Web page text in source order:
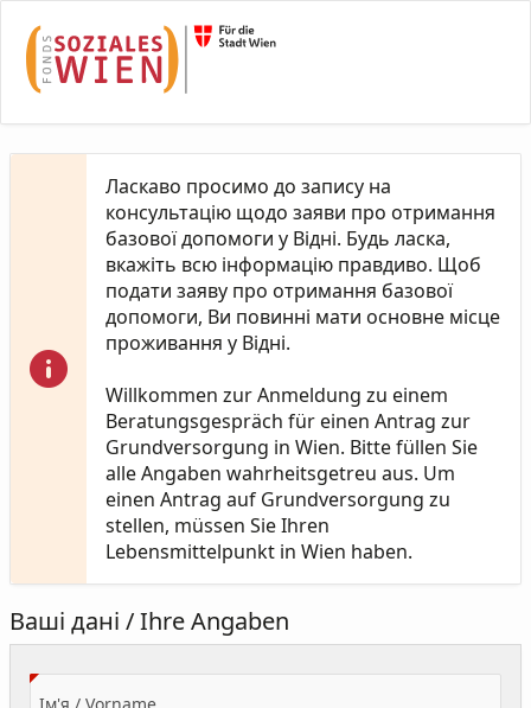
Ласкаво просимо до запису на
консультацію щодо заяви про отримання
базової допомоги у Відні. Будь ласка,
вкажіть всю інформацію правдиво. Щоб
подати заяву про отримання базової
допомоги, Ви повинні мати основне місце
проживання у Відні.
Willkommen zur Anmeldung zu einem
Beratungsgespräch für einen Antrag zur
Grundversorgung in Wien. Bitte füllen Sie
alle Angaben wahrheitsgetreu aus. Um
einen Antrag auf Grundversorgung zu
stellen, müssen Sie Ihren
Lebensmittelpunkt in Wien haben.
Ваші дані / Ihre Angaben
Ім'я / Vorname(Value Required)